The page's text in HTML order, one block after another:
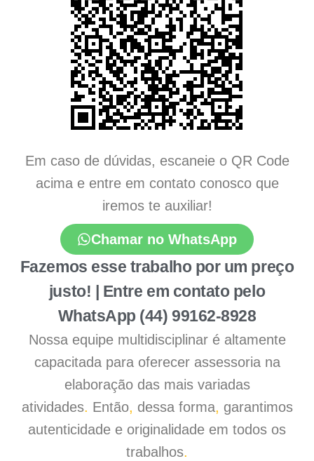
Em caso de dúvidas, escaneie o QR Code
acima e entre em contato conosco que
iremos te auxiliar!
Chamar no WhatsApp
Fazemos esse trabalho por um preço
justo! | Entre em contato pelo
WhatsApp (44) 99162-8928
Nossa equipe multidisciplinar é altamente
capacitada para oferecer assessoria na
elaboração das mais variadas
atividades. Então, dessa forma, garantimos
autenticidade e originalidade em todos os
trabalhos.